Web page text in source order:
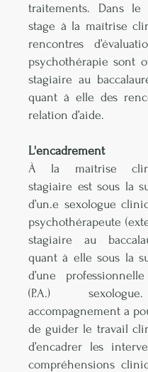
traitements. Dans le
stage à la maîtrise
rencontres
psychothérapie sont
stagiaire au
quant à elle des
relation d’aide.
L'encadrement
À la maîtrise
stagiaire est sous la
d’un.e sexologue
psychothérapeute
stagiaire au
quant à elle sous la
d’une
(P.A.)
accompagnement a
de guider le travail
d’encadrer les
compréhensions